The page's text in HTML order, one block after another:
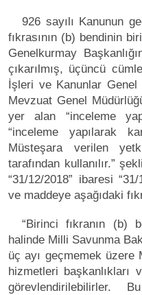
926 sayılı Kanunun
fıkrasının (b) bendinin
Genelkurmay
çıkarılmış, üçüncü
İşleri ve Kanunlar Genel
Mevzuat Genel
yer alan “inceleme
“inceleme yapılarak
Müsteşara verilen
tarafından kullanılır.”
“31/12/2018” ibaresi
ve maddeye aşağıdaki
“Birinci fıkranın (b)
halinde Milli Savunma
üç ayı geçmemek üzere
hizmetleri başkanlıkları